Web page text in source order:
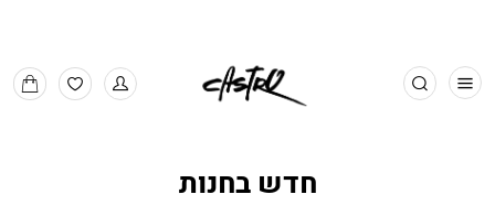
חפש למעבר
למועדפים
MY
חדש בחנות